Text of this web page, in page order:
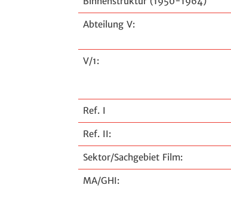
Abteilung V:
V/1:
Ref. I
Ref. II:
Sektor/Sachgebiet Film:
MA/GHI: